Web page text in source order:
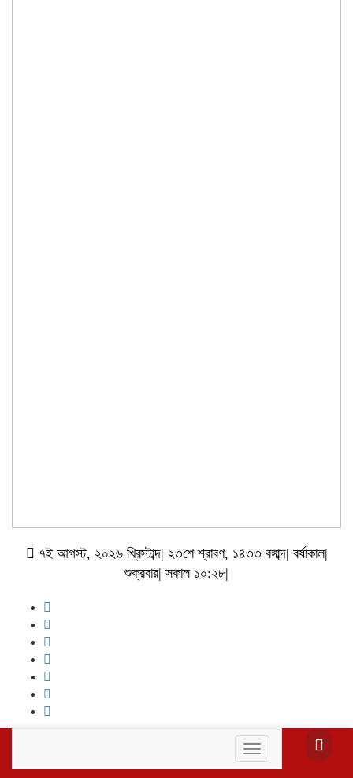
৭ই আগস্ট, ২০২৬ খ্রিস্টাব্দ| ২৩শে শ্রাবণ, ১৪৩৩ বঙ্গাব্দ| বর্ষাকাল|
শুক্রবার| সকাল ১০:২৮|
Toggle
navigation